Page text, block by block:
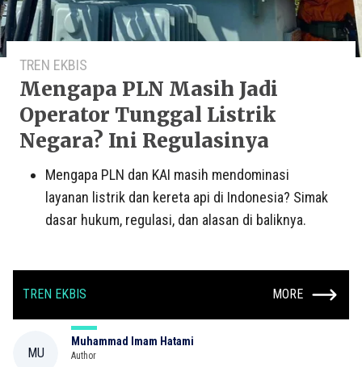
TREN EKBIS
Mengapa PLN Masih Jadi
Operator Tunggal Listrik
Negara? Ini Regulasinya
Mengapa PLN dan KAI masih mendominasi
layanan listrik dan kereta api di Indonesia? Simak
dasar hukum, regulasi, dan alasan di baliknya.
TREN EKBIS MORE
MU
Muhammad Imam Hatami
Author